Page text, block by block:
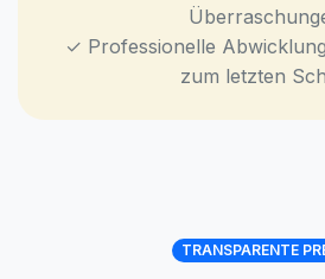
✓ Professionelle
zum letzten
TRANSPARENTE